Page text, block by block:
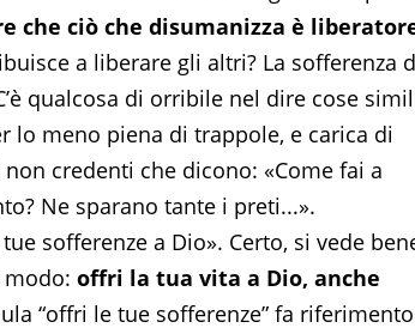
che ciò che disumanizza è
a liberare gli altri? La sofferenza
qualcosa di orribile nel dire cose
lo meno piena di trappole, e carica di
credenti che dicono: «Come fai a
Ne sparano tante i preti...».
sofferenze a Dio». Certo, si vede
offri la tua vita a Dio, anche
“offri le tue sofferenze” fa